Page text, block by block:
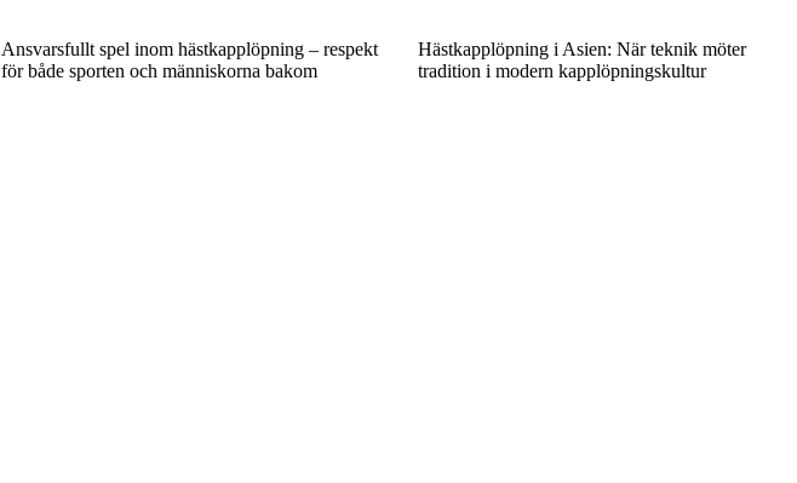
Ansvarsfullt spel inom hästkapplöpning – respekt
för både sporten och människorna bakom
Hästkapplöpning i Asien: När teknik möter
tradition i modern kapplöpningskultur